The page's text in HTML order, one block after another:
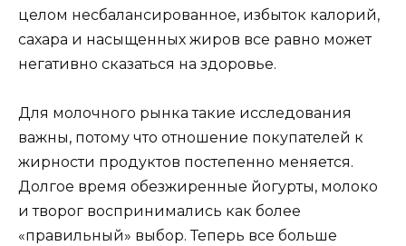
целом несбалансированное, избыток калорий,
сахара и насыщенных жиров все равно может
негативно сказаться на здоровье.
Для молочного рынка такие исследования
важны, потому что отношение покупателей к
жирности продуктов постепенно меняется.
Долгое время обезжиренные йогурты, молоко
и творог воспринимались как более
«правильный» выбор. Теперь все больше